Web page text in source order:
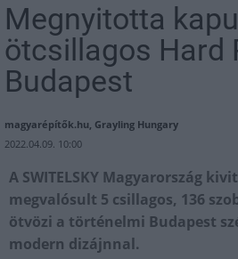
Megnyitotta
ötcsillagos Hard
Budapest
magyarépítők.hu, Grayling Hungary
2022.04.09. 10:00
A SWITELSKY Magyarország
megvalósult 5 csillagos, 136
ötvözi a történelmi Budapest
modern dizájnnal.